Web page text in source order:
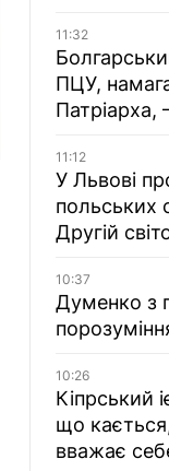
11:32
ПЦУ,
Патріарха,
11:12
У Львові
польських
Другій
10:37
Думенко з
10:26
Кіпрський
що
вважає